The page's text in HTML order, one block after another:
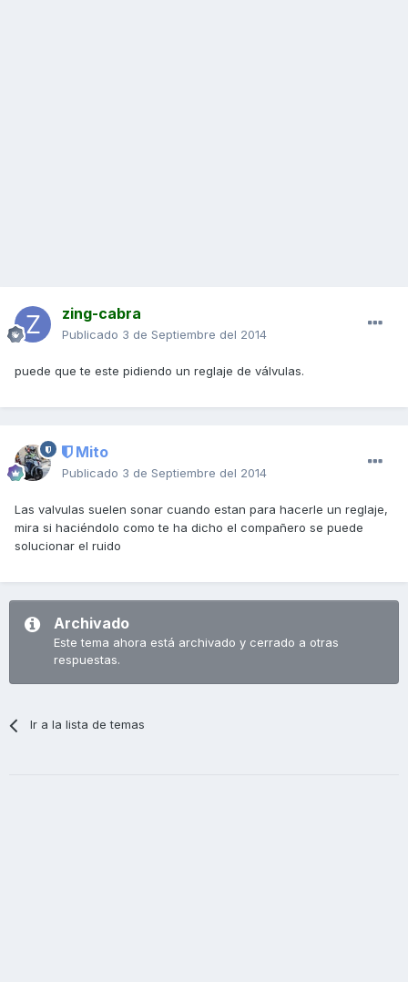
zing-cabra
Publicado 3 de Septiembre del 2014
puede que te este pidiendo un reglaje de válvulas.
Mito
Publicado 3 de Septiembre del 2014
Las valvulas suelen sonar cuando estan para hacerle un reglaje,
mira si haciéndolo como te ha dicho el compañero se puede
solucionar el ruido
Archivado
Este tema ahora está archivado y cerrado a otras
respuestas.
Ir a la lista de temas